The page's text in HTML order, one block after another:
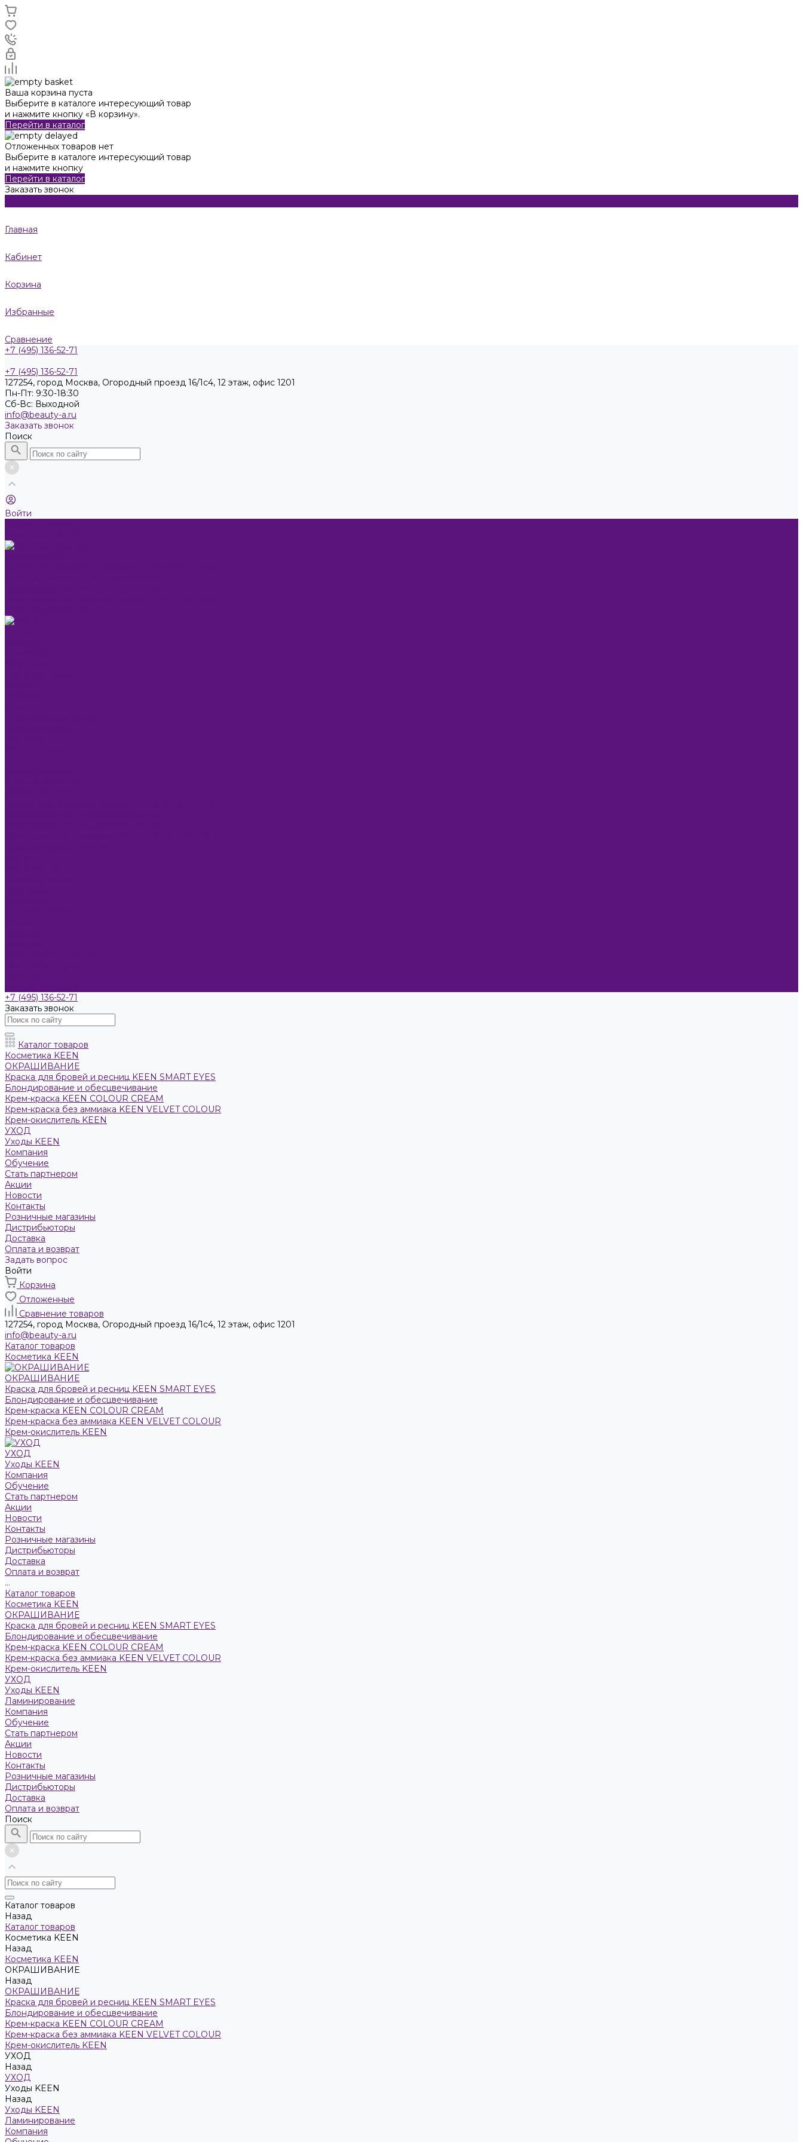
Ваша корзина пуста
Выберите в каталоге интересующий товар
и нажмите кнопку «В корзину».
Перейти в каталог
Отложенных товаров нет
Выберите в каталоге интересующий товар
и нажмите кнопку
Перейти в каталог
Заказать звонок
Главная
Кабинет
Корзина
Избранные
Сравнение
+7 (495) 136-52-71
+7 (495) 136-52-71
127254, город Москва, Огородный проезд 16/1с4, 12 этаж, офис 1201
Пн-Пт: 9:30-18:30
Cб-Вс: Выходной
info@beauty-a.ru
Заказать звонок
Поиск
Войти
+7 (495) 136-52-71
Заказать звонок
Каталог товаров
Косметика KEEN
ОКРАШИВАНИЕ
Краска для бровей и ресниц KEEN SMART EYES
Блондирование и обесцвечивание
Крем-краска KEEN COLOUR CREAM
Крем-краска без аммиака KEEN VELVET COLOUR
Крем-окислитель KEEN
УХОД
Уходы KEEN
Компания
Обучение
Стать партнером
Акции
Новости
Контакты
Розничные магазины
Дистрибьюторы
Доставка
Оплата и возврат
Задать вопрос
Войти
Корзина
Отложенные
Сравнение товаров
127254, город Москва, Огородный проезд 16/1с4, 12 этаж, офис 1201
info@beauty-a.ru
Каталог товаров
Косметика KEEN
ОКРАШИВАНИЕ
Краска для бровей и ресниц KEEN SMART EYES
Блондирование и обесцвечивание
Крем-краска KEEN COLOUR CREAM
Крем-краска без аммиака KEEN VELVET COLOUR
Крем-окислитель KEEN
УХОД
Уходы KEEN
Компания
Обучение
Стать партнером
Акции
Новости
Контакты
Розничные магазины
Дистрибьюторы
Доставка
Оплата и возврат
...
Каталог товаров
Косметика KEEN
ОКРАШИВАНИЕ
Краска для бровей и ресниц KEEN SMART EYES
Блондирование и обесцвечивание
Крем-краска KEEN COLOUR CREAM
Крем-краска без аммиака KEEN VELVET COLOUR
Крем-окислитель KEEN
УХОД
Уходы KEEN
Ламинирование
Компания
Обучение
Стать партнером
Акции
Новости
Контакты
Розничные магазины
Дистрибьюторы
Доставка
Оплата и возврат
Поиск
Каталог товаров
Назад
Каталог товаров
Косметика KEEN
Назад
Косметика KEEN
ОКРАШИВАНИЕ
Назад
ОКРАШИВАНИЕ
Краска для бровей и ресниц KEEN SMART EYES
Блондирование и обесцвечивание
Крем-краска KEEN COLOUR CREAM
Крем-краска без аммиака KEEN VELVET COLOUR
Крем-окислитель KEEN
УХОД
Назад
УХОД
Уходы KEEN
Назад
Уходы KEEN
Ламинирование
Компания